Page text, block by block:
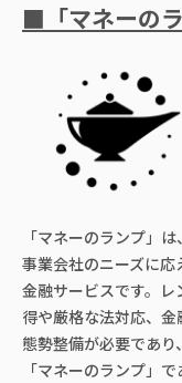
■「マネーの
「マネーのランプ」
事業会社のニーズに
金融サービスです。
得や厳格な法対応、
態勢整備が必要であ
「マネーのランプ」